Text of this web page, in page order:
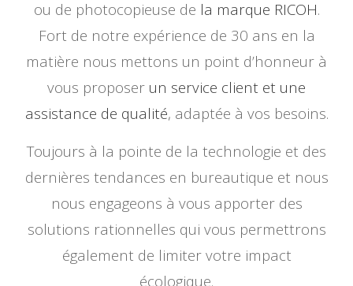
ou de photocopieuse de la marque RICOH.
Fort de notre expérience de 30 ans en la
matière nous mettons un point d’honneur à
vous proposer un service client et une
assistance de qualité, adaptée à vos besoins.
Toujours à la pointe de la technologie et des
dernières tendances en bureautique et nous
nous engageons à vous apporter des
solutions rationnelles qui vous permettrons
également de limiter votre impact
écologique.